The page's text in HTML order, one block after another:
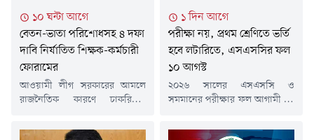
১০ ঘন্টা আগে
বেতন-ভাতা পরিশোধসহ ৪ দফা
দাবি নির্যাতিত শিক্ষক-কর্মচারী
ফোরামের
আওয়ামী লীগ সরকারের আমলে
রাজনৈতিক কারণে চাকরিচ্যুত
বকেয়া বেতন-ভাতা পরিশোধ,
১ দিন আগে
পরীক্ষা নয়, প্রথম শ্রেণিতে ভর্তি
হবে লটারিতে, এসএসসির ফল
১০ আগস্ট
২০২৬ সালের এসএসসি ও
সমমানের পরীক্ষার ফল আগামী ১০
জানিয়েছে শিক্ষা মন্ত্রণালয়।এছাড়া